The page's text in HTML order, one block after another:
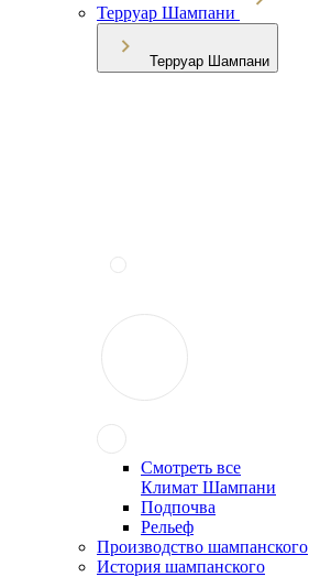
Терруар Шампани
Терруар Шампани
Смотреть все
Климат Шампани
Подпочва
Рельеф
Производство шампанского
История шампанского